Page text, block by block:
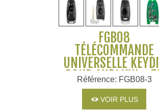
FGB08
TÉLÉCOMMANDE
UNIVERSELLE
POUR AUDI VW -
PRÉ-INTÉGRÉ (SANS
UWB)
Référence: FGB08-3
VOIR PLUS